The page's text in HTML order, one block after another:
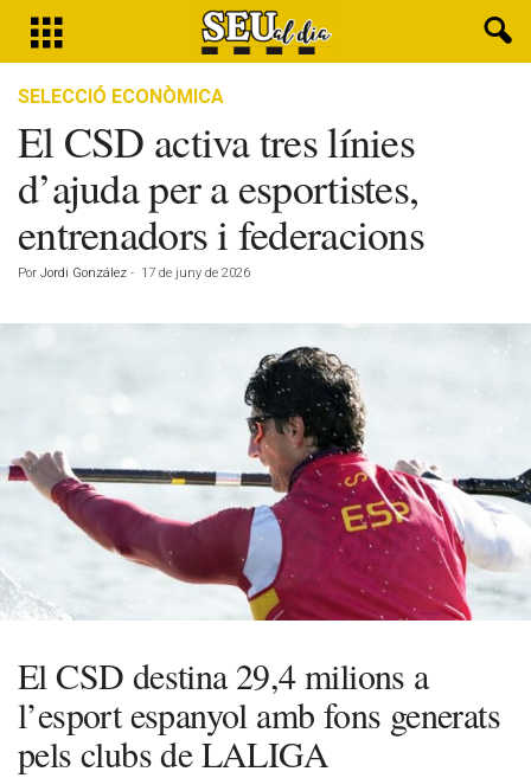
SELECCIÓ ECONÒMICA
El CSD activa tres línies
d’ajuda per a esportistes,
entrenadors i federacions
Por Jordi González - 17 de juny de 2026
El CSD destina 29,4 milions a
l’esport espanyol amb fons generats
pels clubs de LALIGA